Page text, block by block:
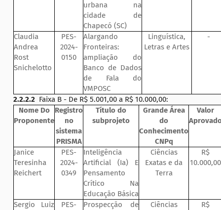
urbana na
cidade de
Chapecó (SC)
Claudia
Andrea
Rost
Snichelotto
PES-
2024-
0150
Alargando
Fronteiras:
ampliação do
Banco de Dados
de Fala do
VMPOSC
Linguística,
Letras e Artes
-
2.2.2.2 Faixa B - De R$ 5.001,00 a R$ 10.000,00:
Nome Do
Proponente
Registro
no
sistema
PRISMA
Título do
subprojeto
Grande Área
do
Conhecimento
CNPq
Valor
Janice
Teresinha
Reichert
PES-
2024-
0349
Inteligência
Artificial (Ia) E
Pensamento
Crítico Na
Educação Básica
Ciências
Exatas e da
Terra
R$
10.000,00
Sergio Luiz
PES-
Prospecção de
Ciências
R$